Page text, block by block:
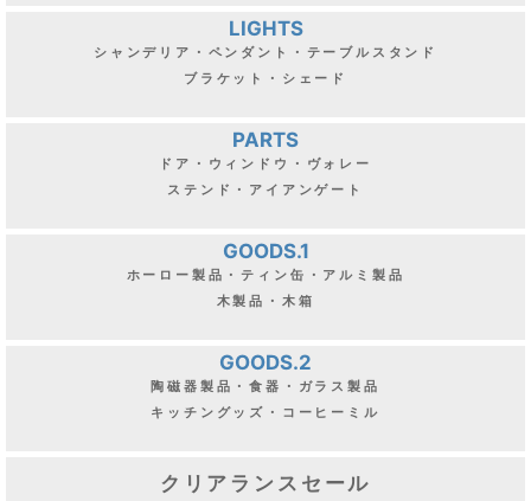
LIGHTS
シャンデリア・ペンダント・テーブルスタンド
ブラケット・シェード
PARTS
ドア・ウィンドウ・ヴォレー
ステンド・アイアンゲート
GOODS.1
ホーロー製品・ティン缶・アルミ製品
木製品・木箱
GOODS.2
陶磁器製品・食器・ガラス製品
キッチングッズ・コーヒーミル
クリアランスセール